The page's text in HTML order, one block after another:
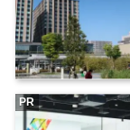
PR